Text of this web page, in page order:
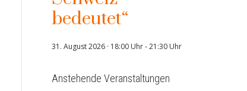
bedeutet“
31. August 2026 · 18:00 Uhr-21:30 Uhr
Anstehende Veranstaltungen